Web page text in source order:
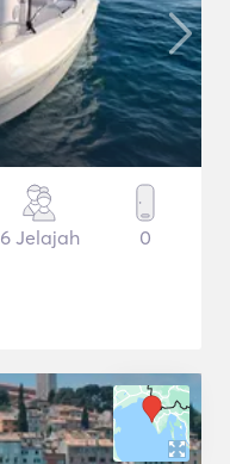
6 Jelajah 0